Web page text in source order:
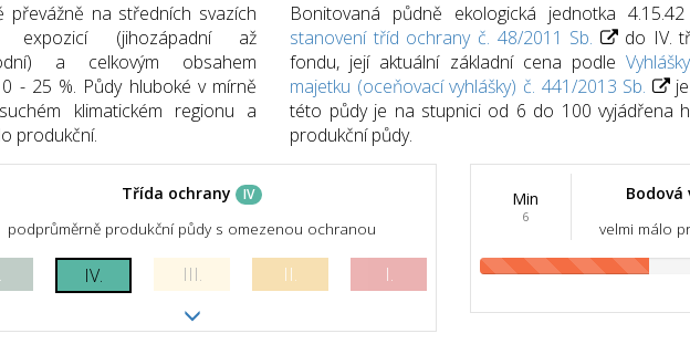
převážně na středních svazích
(jihozápadní až
a celkovým obsahem
- 25 %. Půdy hluboké v mírně
klimatickém regionu a
produkční.
Bonitovaná půdně ekologická jednotka
stanovení tříd ochrany č. 48/2011 Sb.
do IV.
fondu, její aktuální základní cena podle
majetku (oceňovací vyhlášky) č. 441/2013 Sb.
je
této půdy je na stupnici od 6 do 100 vyjádřena
produkční půdy.
Třída ochrany IV
podprůměrně produkční půdy s omezenou ochranou
IV. III. II. I.
Min
6
Bodová
velmi málo